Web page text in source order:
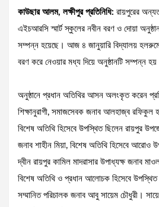
কাউছার আলম, লক্ষীপুর প্রতিনিধি: রায়পুরের
এইচআরসি স্মার্ট স্কুলের নবীন বরণ ও দোয়া
সম্পন্ন হয়েছে। আজ ৪ জানুয়ারি বিদ্যালয়
বরণ করে নেওয়ার মধ্য দিয়ে অনুষ্ঠানটি সম্পন্ন
অনুষ্ঠানে প্রধান অতিথির আসন অলংকৃত করেন
শিক্ষানুরাগী, সমাজসেবক জনাব আলহাজ্ব রফিকুল
বিশেষ অতিথি হিসেবে উপস্থিত ছিলেন রায়পুর
জনাব শাহীন মিয়া, বিশেষ অতিথি হিসেবে আরোও
দ্বীন রায়পুর কামিল মাদরাসার উপাধ্যক্ষ জনাব
বিশেষ অতিথি ও প্রধান আলোচক হিসেবে উপস্থিত
সম্মানিত পরিচালক জনাব আবু সায়েম চৌধুরী।